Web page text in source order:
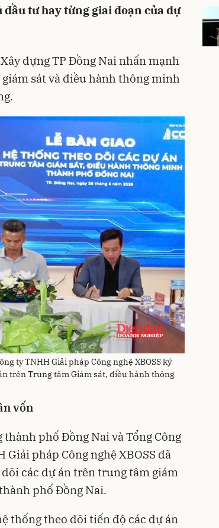
tư hay từng giai đoạn của dự
dựng TP Đồng Nai nhấn mạnh
sát và điều hành thông minh
ty TNHH Giải pháp Công nghệ XBOSS ký
trên Trung tâm Giám sát, điều hành thông
vốn
phố Đồng Nai và Tổng Công
Giải pháp Công nghệ XBOSS đã
các dự án trên trung tâm giám
phố Đồng Nai.
thống theo dõi tiến độ các dự án